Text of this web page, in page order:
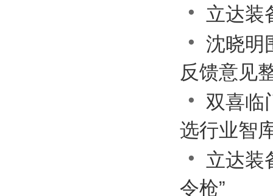
 立达装
 沈晓明
反馈意见
 双喜临
选行业智

立达装
令枪”